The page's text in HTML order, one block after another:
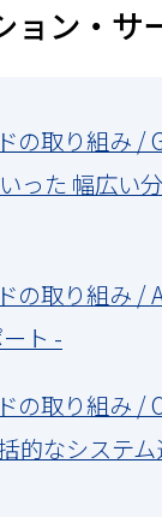
ョン・サ
の取り組み
った 幅広い
の取り組み /
ト -
の取り組み /
的なシステ